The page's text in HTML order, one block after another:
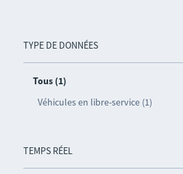
TYPE DE DONNÉES
Tous (1)
Véhicules en libre-service (1)
TEMPS RÉEL